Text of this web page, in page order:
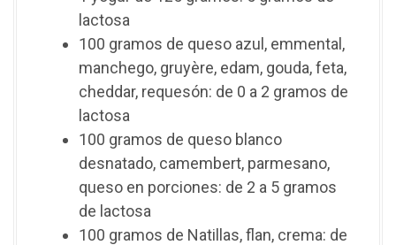
lactosa
100 gramos de queso azul, emmental,
manchego, gruyère, edam, gouda, feta,
cheddar, requesón: de 0 a 2 gramos de
lactosa
100 gramos de queso blanco
desnatado, camembert, parmesano,
queso en porciones: de 2 a 5 gramos
de lactosa
100 gramos de Natillas, flan, crema: de